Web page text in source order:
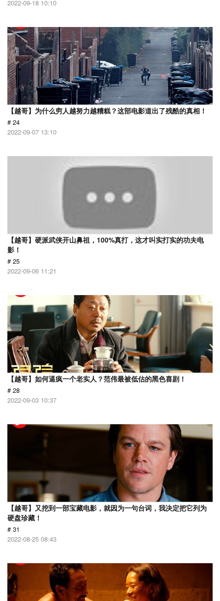
2022-09-18 10:10
【越哥】为什么穷人越努力越糟糕？这部电影道出了残酷的真相！
# 24
2022-09-07 13:10
【越哥】硬派武侠开山鼻祖，100%真打，这才叫实打实的功夫电
影！
# 25
2022-09-06 11:21
【越哥】如何逼疯一个老实人？范伟最被低估的黑色喜剧！
# 28
2022-09-03 10:37
【越哥】又挖到一部宝藏电影，就因为一句台词，我决定把它列为
硬盘珍藏！
# 31
2022-08-25 08:43